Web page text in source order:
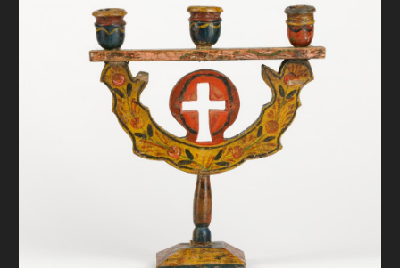
ОНЛАЙН-КРАМНИЦЯ
ПІДТРИМАТИ